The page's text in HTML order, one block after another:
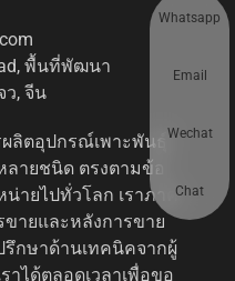
พื้นที่พัฒนา
ว, จีน
ลิตอุปกรณ์เพาะพันธุ์
ายชนิด ตรงตามข้อ
ายไปทั่วโลก เราภาค
ายและหลังการขาย
กษาด้านเทคนิคจากผู้
าได้ตลอดเวลาเพื่อขอ
Whatsapp
Email
Wechat
Chat